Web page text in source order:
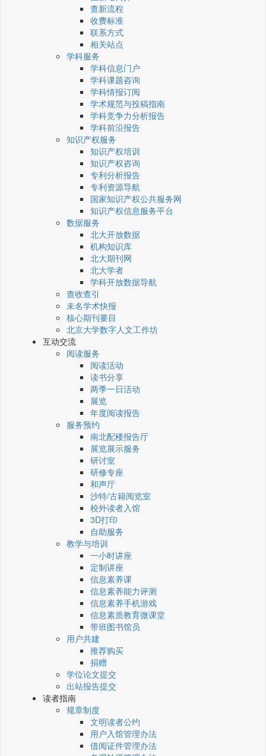
查新流程
收费标准
联系方式
相关站点
学科服务
学科信息门户
学科课题咨询
学科情报订阅
学术规范与投稿指南
学科竞争力分析报告
学科前沿报告
知识产权服务
知识产权培训
知识产权咨询
专利分析报告
专利资源导航
国家知识产权公共服务网
知识产权信息服务平台
数据服务
北大开放数据
机构知识库
北大期刊网
北大学者
学科开放数据导航
查收查引
未名学术快报
核心期刊要目
北京大学数字人文工作坊
互动交流
阅读服务
阅读活动
读书分享
两季一日活动
展览
年度阅读报告
服务预约
南北配楼报告厅
展览展示服务
研讨室
研修专座
和声厅
沙特/古籍阅览室
校外读者入馆
3D打印
自助服务
教学与培训
一小时讲座
定制讲座
信息素养课
信息素养能力评测
信息素养手机游戏
信息素质教育微课堂
带班图书馆员
用户共建
推荐购买
捐赠
学位论文提交
出站报告提交
读者指南
规章制度
文明读者公约
用户入馆管理办法
借阅证件管理办法